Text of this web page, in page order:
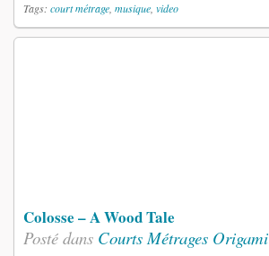
Tags: court métrage musique video
Colosse – A Wood Tale
Posté dans Courts Métrages Origami